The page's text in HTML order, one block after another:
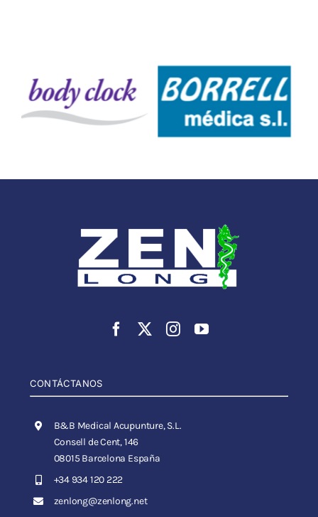
CONTÁCTANOS
B&B Medical Acupunture, S.L.
Consell de Cent, 146
08015 Barcelona España
+34 934 120 222
zenlong@zenlong.net